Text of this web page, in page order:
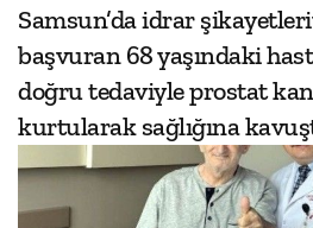
Samsun’da idrar
başvuran 68 yaşındaki
doğru tedaviyle prostat
kurtularak sağlığına